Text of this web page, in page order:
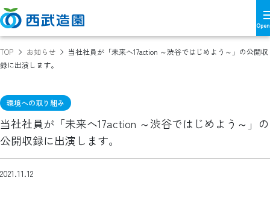
TOP お知らせ
当社社員が「未来へ17action ～渋谷ではじめよう～」の公開収
録に出演します。
環境への取り組み
当社社員が「未来へ17action ～渋谷ではじめよう～」の
公開収録に出演します。
2021.11.12